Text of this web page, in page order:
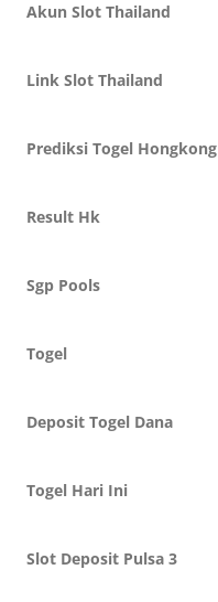
Akun Slot Thailand
Link Slot Thailand
Prediksi Togel Hongkong
Result Hk
Sgp Pools
Togel
Deposit Togel Dana
Togel Hari Ini
Slot Deposit Pulsa 3